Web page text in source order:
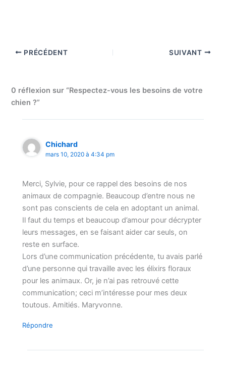
PRÉCÉDENT SUIVANT
0 réflexion sur “Respectez-vous les besoins de votre
chien ?”
Chichard
mars 10, 2020 à 4:34 pm
Merci, Sylvie, pour ce rappel des besoins de nos
animaux de compagnie. Beaucoup d’entre nous ne
sont pas conscients de cela en adoptant un animal.
Il faut du temps et beaucoup d’amour pour décrypter
leurs messages, en se faisant aider car seuls, on
reste en surface.
Lors d’une communication précédente, tu avais parlé
d’une personne qui travaille avec les élixirs floraux
pour les animaux. Or, je n’ai pas retrouvé cette
communication; ceci m’intéresse pour mes deux
toutous. Amitiés. Maryvonne.
Répondre